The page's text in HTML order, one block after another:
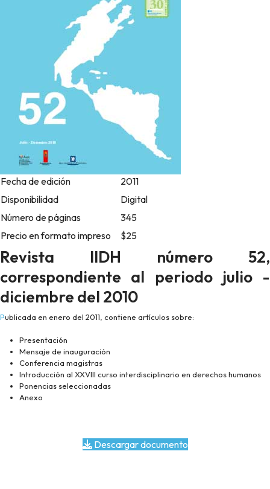
Fecha de edición
2011
Disponibilidad
Digital
Número de páginas
345
Precio en formato impreso
$25
Revista IIDH número 52,
correspondiente al periodo julio -
diciembre del 2010
Publicada en enero del 2011, contiene artículos sobre:
Presentación
Mensaje de inauguración
Conferencia magistras
Introducción al XXVIII curso interdisciplinario en derechos humanos
Ponencias seleccionadas
Anexo
Descargar documento